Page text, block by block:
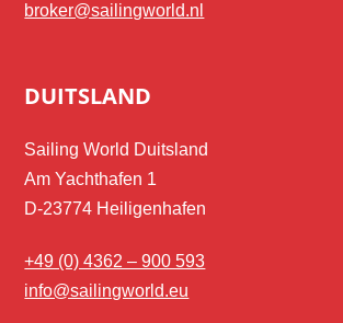
broker@sailingworld.nl
DUITSLAND
Sailing World Duitsland
Am Yachthafen 1
D-23774 Heiligenhafen
+49 (0) 4362 – 900 593
info@sailingworld.eu